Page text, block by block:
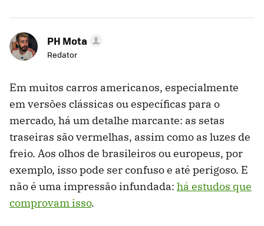
PH Mota
Redator
Em muitos carros americanos, especialmente
em versões clássicas ou específicas para o
mercado, há um detalhe marcante: as setas
traseiras são vermelhas, assim como as luzes de
freio. Aos olhos de brasileiros ou europeus, por
exemplo, isso pode ser confuso e até perigoso. E
não é uma impressão infundada: há estudos que
comprovam isso.